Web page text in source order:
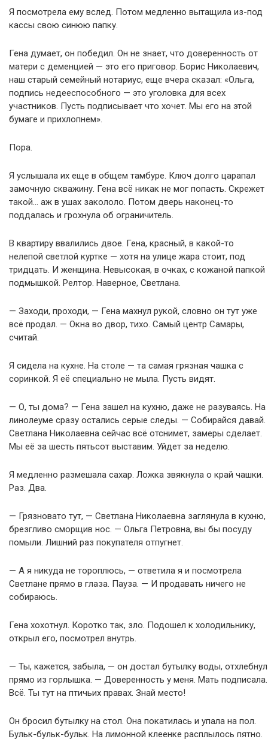
Я посмотрела ему вслед. Потом медленно вытащила из-под
кассы свою синюю папку.
Гена думает, он победил. Он не знает, что доверенность от
матери с деменцией — это его приговор. Борис Николаевич,
наш старый семейный нотариус, еще вчера сказал: «Ольга,
подпись недееспособного — это уголовка для всех
участников. Пусть подписывает что хочет. Мы его на этой
бумаге и прихлопнем».
Пора.
Я услышала их еще в общем тамбуре. Ключ долго царапал
замочную скважину. Гена всё никак не мог попасть. Скрежет
такой… аж в ушах закололо. Потом дверь наконец-то
поддалась и грохнула об ограничитель.
В квартиру ввалились двое. Гена, красный, в какой-то
нелепой светлой куртке — хотя на улице жара стоит, под
тридцать. И женщина. Невысокая, в очках, с кожаной папкой
подмышкой. Релтор. Наверное, Светлана.
— Заходи, проходи, — Гена махнул рукой, словно он тут уже
всё продал. — Окна во двор, тихо. Самый центр Самары,
считай.
Я сидела на кухне. На столе — та самая грязная чашка с
соринкой. Я её специально не мыла. Пусть видят.
— О, ты дома? — Гена зашел на кухню, даже не разуваясь. На
линолеуме сразу остались серые следы. — Собирайся давай.
Светлана Николаевна сейчас всё отснимет, замеры сделает.
Мы её за шесть пятьсот выставим. Уйдет за неделю.
Я медленно размешала сахар. Ложка звякнула о край чашки.
Раз. Два.
— Грязновато тут, — Светлана Николаевна заглянула в кухню,
брезгливо сморщив нос. — Ольга Петровна, вы бы посуду
помыли. Лишний раз покупателя отпугнет.
— А я никуда не тороплюсь, — ответила я и посмотрела
Светлане прямо в глаза. Пауза. — И продавать ничего не
собираюсь.
Гена хохотнул. Коротко так, зло. Подошел к холодильнику,
открыл его, посмотрел внутрь.
— Ты, кажется, забыла, — он достал бутылку воды, отхлебнул
прямо из горлышка. — Доверенность у меня. Мать подписала.
Всё. Ты тут на птичьих правах. Знай место!
Он бросил бутылку на стол. Она покатилась и упала на пол.
Бульк-бульк-бульк. На лимонной клеенке расплылось пятно.